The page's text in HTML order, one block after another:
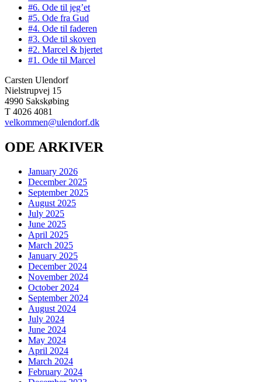
#6. Ode til jeg’et
#5. Ode fra Gud
#4. Ode til faderen
#3. Ode til skoven
#2. Marcel & hjertet
#1. Ode til Marcel
Carsten Ulendorf
Nielstrupvej 15
4990 Sakskøbing
T 4026 4081
velkommen@ulendorf.dk
ODE ARKIVER
January 2026
December 2025
September 2025
August 2025
July 2025
June 2025
April 2025
March 2025
January 2025
December 2024
November 2024
October 2024
September 2024
August 2024
July 2024
June 2024
May 2024
April 2024
March 2024
February 2024